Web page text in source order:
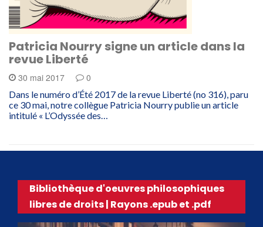
Patricia Nourry signe un article dans la
revue Liberté
30 mai 2017 0
Dans le numéro d’Été 2017 de la revue Liberté (no 316), paru
ce 30 mai, notre collègue Patricia Nourry publie un article
intitulé « L’Odyssée des…
Bibliothèque d'oeuvres philosophiques
libres de droits | Rayons .epub et .pdf